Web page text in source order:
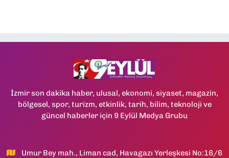
İzmir son dakika haber, ulusal, ekonomi, siyaset, magazin,
bölgesel, spor, turizm, etkinlik, tarih, bilim, teknoloji ve
güncel haberler için 9 Eylül Medya Grubu
Umur Bey mah., Liman cad, Havagazı Yerleşkesi No:16/6